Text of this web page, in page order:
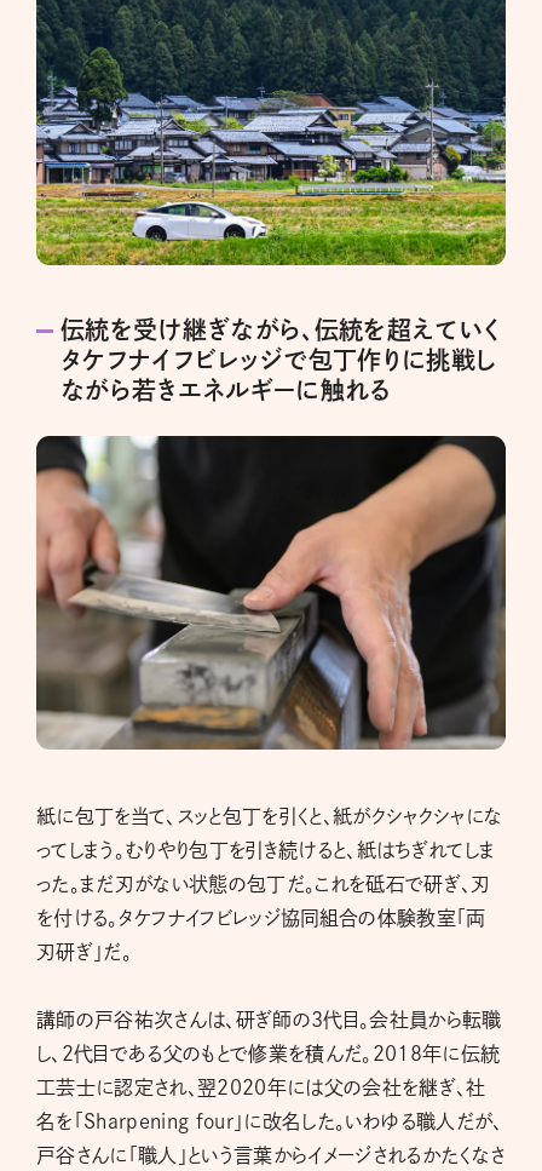
伝統を受け継ぎながら、伝統を超えていく
タケフナイフビレッジで包丁作りに挑戦し
ながら若きエネルギーに触れる
紙に包丁を当て、スッと包丁を引くと、紙がクシャクシャにな
ってしまう。むりやり包丁を引き続けると、紙はちぎれてしま
った。まだ刃がない状態の包丁だ。これを砥石で研ぎ、刃
を付ける。タケフナイフビレッジ協同組合の体験教室「両
刃研ぎ」だ。
講師の戸谷祐次さんは、研ぎ師の3代目。会社員から転職
し、2代目である父のもとで修業を積んだ。2018年に伝統
工芸士に認定され、翌2020年には父の会社を継ぎ、社
名を「Sharpening four」に改名した。いわゆる職人だが、
戸谷さんに「職人」という言葉からイメージされるかたくなさ